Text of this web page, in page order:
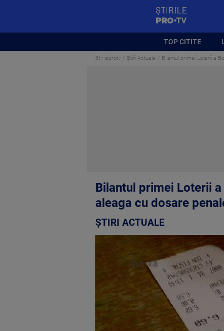
TOP CITITE
Stirileprotv Știri Actuale Bilantul primei Loterii a
Bilantul primei Loterii
aleaga cu dosare
ȘTIRI ACTUALE